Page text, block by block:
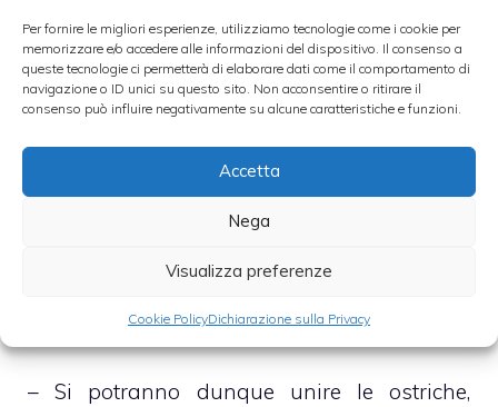
Per fornire le migliori esperienze, utilizziamo tecnologie come i cookie per
memorizzare e/o accedere alle informazioni del dispositivo. Il consenso a
queste tecnologie ci permetterà di elaborare dati come il comportamento di
navigazione o ID unici su questo sito. Non acconsentire o ritirare il
consenso può influire negativamente su alcune caratteristiche e funzioni.
Accetta
Nega
Visualizza preferenze
Cookie PolicyDichiarazione sulla Privacy
– A questo punto si filtrerà l’acqua di cottura
delle ostriche, che avremo posto al caldo, e si
unirà, insieme al latte, al composto di burro e
a si farà sobbollire il tutto, delicatamente, per
circa 15 minuti
– Si potranno dunque unire le ostriche,